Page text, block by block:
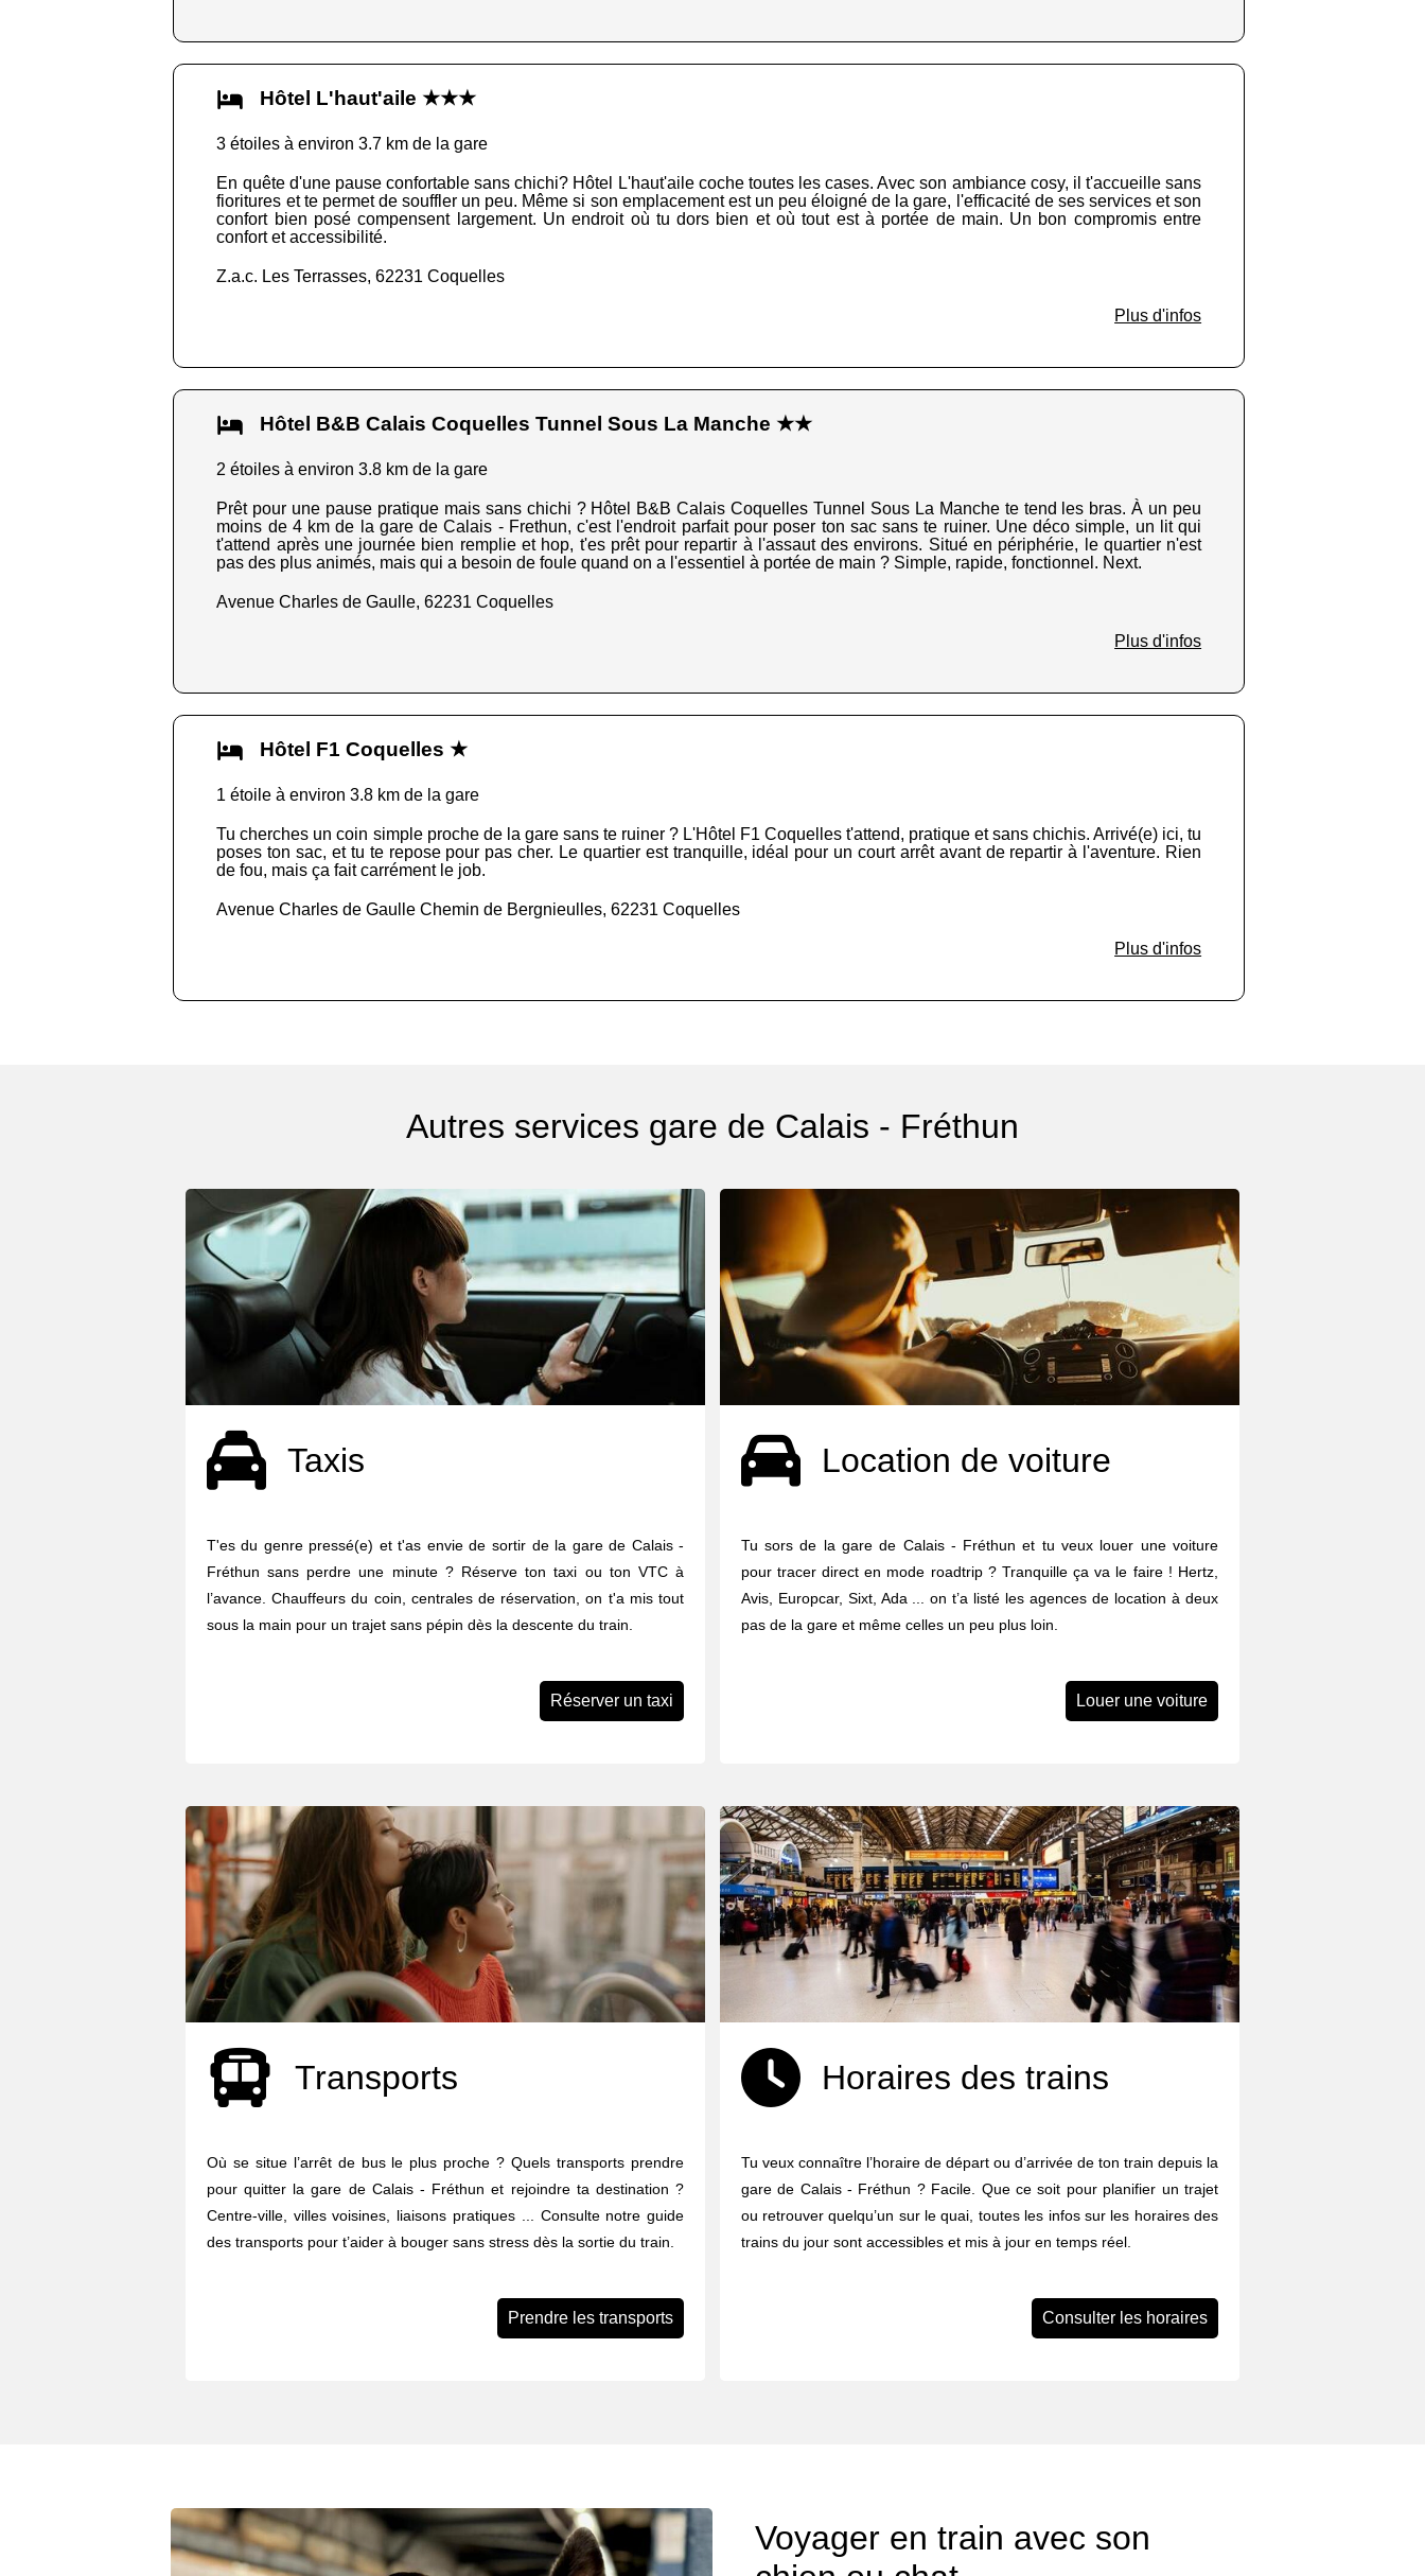
Hôtel L'haut'aile ★★★
3 étoiles à environ 3.7 km de la gare
En quête d'une pause confortable sans chichi? Hôtel L'haut'aile coche toutes les cases. Avec son ambiance cosy, il t'accueille sans
fioritures et te permet de souffler un peu. Même si son emplacement est un peu éloigné de la gare, l'efficacité de ses services et son
confort bien posé compensent largement. Un endroit où tu dors bien et où tout est à portée de main. Un bon compromis entre
confort et accessibilité.
Z.a.c. Les Terrasses, 62231 Coquelles
Plus d'infos
Hôtel B&B Calais Coquelles Tunnel Sous La Manche ★★
2 étoiles à environ 3.8 km de la gare
Prêt pour une pause pratique mais sans chichi ? Hôtel B&B Calais Coquelles Tunnel Sous La Manche te tend les bras. À un peu
moins de 4 km de la gare de Calais - Frethun, c'est l'endroit parfait pour poser ton sac sans te ruiner. Une déco simple, un lit qui
t'attend après une journée bien remplie et hop, t'es prêt pour repartir à l'assaut des environs. Situé en périphérie, le quartier n'est
pas des plus animés, mais qui a besoin de foule quand on a l'essentiel à portée de main ? Simple, rapide, fonctionnel. Next.
Avenue Charles de Gaulle, 62231 Coquelles
Plus d'infos
Hôtel F1 Coquelles ★
1 étoile à environ 3.8 km de la gare
Tu cherches un coin simple proche de la gare sans te ruiner ? L'Hôtel F1 Coquelles t'attend, pratique et sans chichis. Arrivé(e) ici, tu
poses ton sac, et tu te repose pour pas cher. Le quartier est tranquille, idéal pour un court arrêt avant de repartir à l'aventure. Rien
de fou, mais ça fait carrément le job.
Avenue Charles de Gaulle Chemin de Bergnieulles, 62231 Coquelles
Plus d'infos
Autres services gare de Calais - Fréthun
Taxis
T'es du genre pressé(e) et t'as envie de sortir de la gare de Calais -
Fréthun sans perdre une minute ? Réserve ton taxi ou ton VTC à
l’avance. Chauffeurs du coin, centrales de réservation, on t'a mis tout
sous la main pour un trajet sans pépin dès la descente du train.
Réserver un taxi
Location de voiture
Tu sors de la gare de Calais - Fréthun et tu veux louer une voiture
pour tracer direct en mode roadtrip ? Tranquille ça va le faire ! Hertz,
Avis, Europcar, Sixt, Ada ... on t’a listé les agences de location à deux
pas de la gare et même celles un peu plus loin.
Louer une voiture
Transports
Où se situe l’arrêt de bus le plus proche ? Quels transports prendre
pour quitter la gare de Calais - Fréthun et rejoindre ta destination ?
Centre-ville, villes voisines, liaisons pratiques ... Consulte notre guide
des transports pour t’aider à bouger sans stress dès la sortie du train.
Prendre les transports
Horaires des trains
Tu veux connaître l’horaire de départ ou d’arrivée de ton train depuis la
gare de Calais - Fréthun ? Facile. Que ce soit pour planifier un trajet
ou retrouver quelqu’un sur le quai, toutes les infos sur les horaires des
trains du jour sont accessibles et mis à jour en temps réel.
Consulter les horaires
Voyager en train avec son